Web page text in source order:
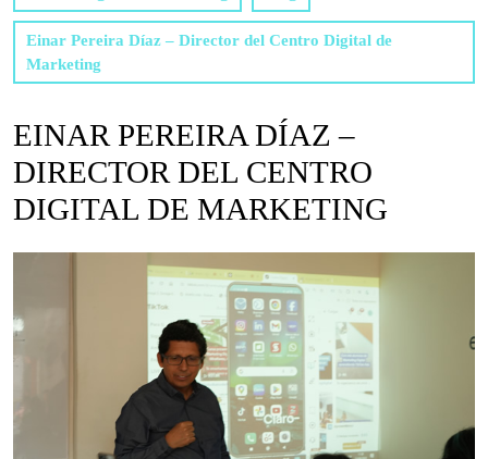
Einar Pereira Díaz – Director del Centro Digital de
Marketing
EINAR PEREIRA DÍAZ –
DIRECTOR DEL CENTRO
DIGITAL DE MARKETING